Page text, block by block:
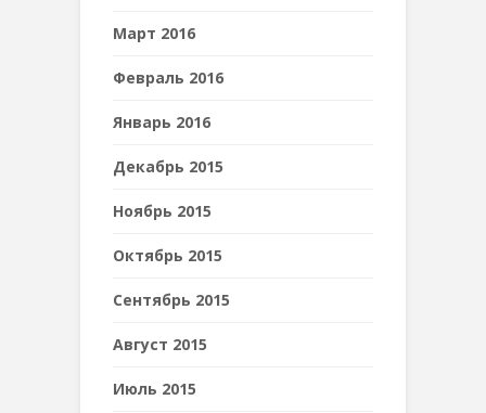
Март 2016
Февраль 2016
Январь 2016
Декабрь 2015
Ноябрь 2015
Октябрь 2015
Сентябрь 2015
Август 2015
Июль 2015